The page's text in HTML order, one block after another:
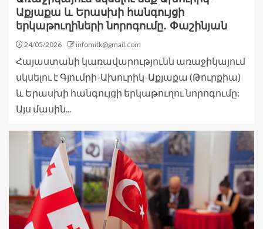
Աքյաքա և Երասխի հանգույցի
երկաթուղիների նորոգումը. Փաշինյան
24/05/2026 infomitk@gmail.com
Հայաստանի կառավարությունն առաջիկայում
սկսելու է Գյումրի-Ախուրիկ-Աքյաքա (Թուրքիա)
և Երասխի հանգույցի երկաթուղու նորոգումը:
Այս մասին...